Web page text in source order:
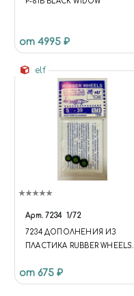
от 4995 ₽
elf
Арт. 7234 1/72
7234 ДОПОЛНЕНИЯ ИЗ
ПЛАСТИКА RUBBER WHEELS.
от 675 ₽